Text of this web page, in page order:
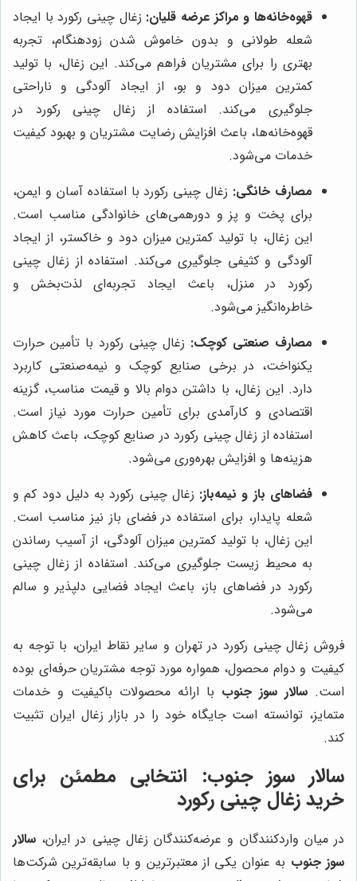
قهوه‌خانه‌ها و مراکز عرضه قلیان: زغال چینی رکورد با ایجاد
شعله طولانی و بدون خاموش شدن زودهنگام، تجربه
بهتری را برای مشتریان فراهم می‌کند. این زغال، با تولید
کمترین میزان دود و بو، از ایجاد آلودگی و ناراحتی
جلوگیری می‌کند. استفاده از زغال چینی رکورد در
قهوه‌خانه‌ها، باعث افزایش رضایت مشتریان و بهبود کیفیت
خدمات می‌شود.
مصارف خانگی: زغال چینی رکورد با استفاده آسان و ایمن،
برای پخت و پز و دورهمی‌های خانوادگی مناسب است.
این زغال، با تولید کمترین میزان دود و خاکستر، از ایجاد
آلودگی و کثیفی جلوگیری می‌کند. استفاده از زغال چینی
رکورد در منزل، باعث ایجاد تجربه‌ای لذت‌بخش و
خاطره‌انگیز می‌شود.
مصارف صنعتی کوچک: زغال چینی رکورد با تأمین حرارت
یکنواخت، در برخی صنایع کوچک و نیمه‌صنعتی کاربرد
دارد. این زغال، با داشتن دوام بالا و قیمت مناسب، گزینه
اقتصادی و کارآمدی برای تأمین حرارت مورد نیاز است.
استفاده از زغال چینی رکورد در صنایع کوچک، باعث کاهش
هزینه‌ها و افزایش بهره‌وری می‌شود.
فضاهای باز و نیمه‌باز: زغال چینی رکورد به دلیل دود کم و
شعله پایدار، برای استفاده در فضای باز نیز مناسب است.
این زغال، با تولید کمترین میزان آلودگی، از آسیب رساندن
به محیط زیست جلوگیری می‌کند. استفاده از زغال چینی
رکورد در فضاهای باز، باعث ایجاد فضایی دلپذیر و سالم
می‌شود.
فروش زغال چینی رکورد در تهران و سایر نقاط ایران، با توجه به
کیفیت و دوام محصول، همواره مورد توجه مشتریان حرفه‌ای بوده
است. سالار سوز جنوب با ارائه محصولات باکیفیت و خدمات
متمایز، توانسته است جایگاه خود را در بازار زغال ایران تثبیت
کند.
سالار سوز جنوب: انتخابی مطمئن برای
خرید زغال چینی رکورد
در میان واردکنندگان و عرضه‌کنندگان زغال چینی در ایران، سالار
سوز جنوب به عنوان یکی از معتبرترین و با سابقه‌ترین شرکت‌ها